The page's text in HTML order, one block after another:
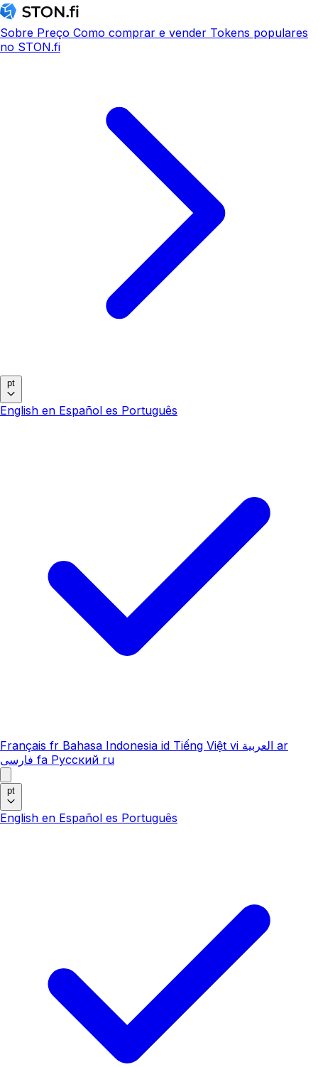
Sobre Preço Como comprar e vender Tokens populares
no STON.fi
pt
English en Español es Português
Français fr Bahasa Indonesia id Tiếng Việt vi العربية ar
فارسی fa Русский ru
pt
English en Español es Português